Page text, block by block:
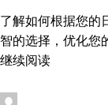
了解如何根据您的
智的选择，优化您
继续阅读